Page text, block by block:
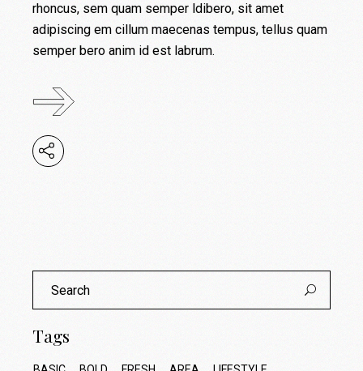
rhoncus, sem quam semper ldibero, sit amet
adipiscing em cillum maecenas tempus, tellus quam
semper bero anim id est labrum.
for:
Tags